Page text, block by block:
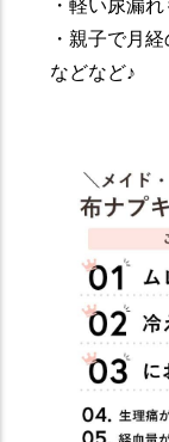
・軽い尿漏
・親子で月
などなど♪